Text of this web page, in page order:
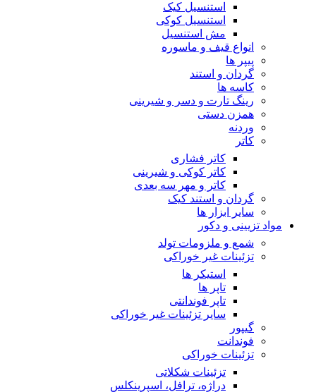
استنسیل کیک
استنسیل کوکی
مش استنسیل
انواع قیف و ماسوره
پیپر ها
گردان و استند
کاسه ها
رینگ تارت و دسر و شیرینی
همزن دستی
وردنه
کاتر
کاتر فشاری
کاتر کوکی و شیرینی
کاتر و مهر سه بعدی
گردان و استند کیک
سایر ابزار ها
مواد تزیینی و دکور
شمع و ملزومات تولد
تزئینات غیر خوراکی
استیکر ها
تاپر ها
تاپر فوندانتی
سایر تزئینات غیر خوراکی
گیپور
فوندانت
تزئینات خوراکی
تزئینات شکلاتی
دراژه، ترافل، اسپرینکلس